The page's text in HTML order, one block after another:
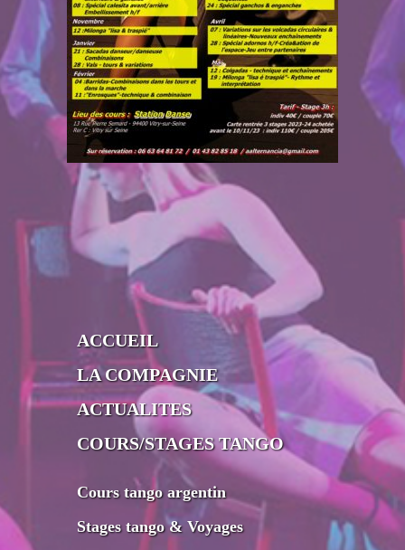
ACCUEIL
LA COMPAGNIE
ACTUALITES
COURS/STAGES TANGO
Cours tango argentin
Stages tango & Voyages